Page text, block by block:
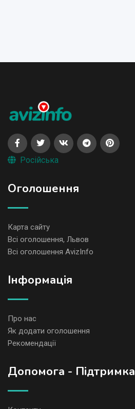
Російська
Оголошення
Карта сайту
Всі оголошення, Львов
Всі оголошення AvizInfo
Iнформація
Про нас
Як додати оголошення
Рекомендації
Допомога - Підтримка